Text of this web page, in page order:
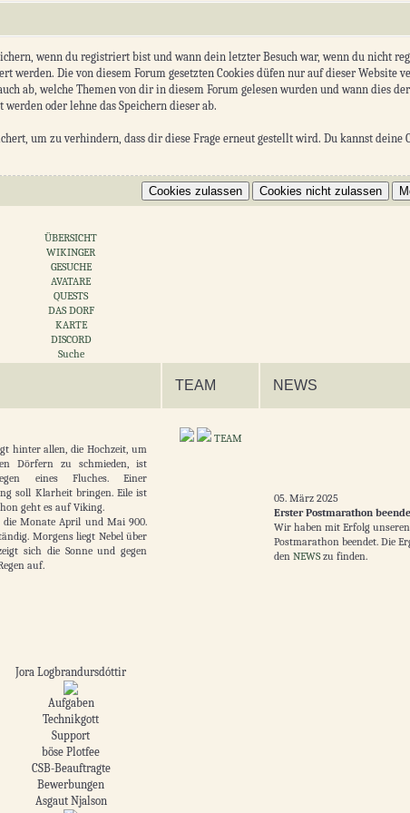
wenn du registriert bist und wann dein letzter Besuch war, wenn du nicht
werden. Die von diesem Forum gesetzten Cookies düfen nur auf dieser Website
ab, welche Themen von dir in diesem Forum gelesen wurden und wann dies
oder lehne das Speichern dieser ab.
um zu verhindern, dass dir diese Frage erneut gestellt wird. Du kannst deine
ÜBERSICHT
WIKINGER
GESUCHE
AVATARE
QUESTS
DAS DORF
KARTE
DISCORD
Suche
TEAM NEWS
hinter allen, die Hochzeit, um
Dörfern zu schmieden, ist
eines Fluches. Einer
soll Klarheit bringen. Eile ist
geht es auf Viking.
die Monate April und Mai 900.
Morgens liegt Nebel über
sich die Sonne und gegen
auf.
TEAM
05. März 2025
Erster Postmarathon
Wir haben mit Erfolg
Postmarathon beendet. Die
den NEWSzu finden.
Jora Logbrandursdóttir
Aufgaben
Technikgott
Support
böse Plotfee
CSB-Beauftragte
Bewerbungen
Asgaut Njalson